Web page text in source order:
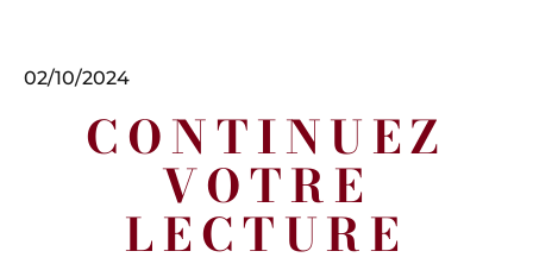
02/10/2024
CONTINUEZ
VOTRE
LECTURE